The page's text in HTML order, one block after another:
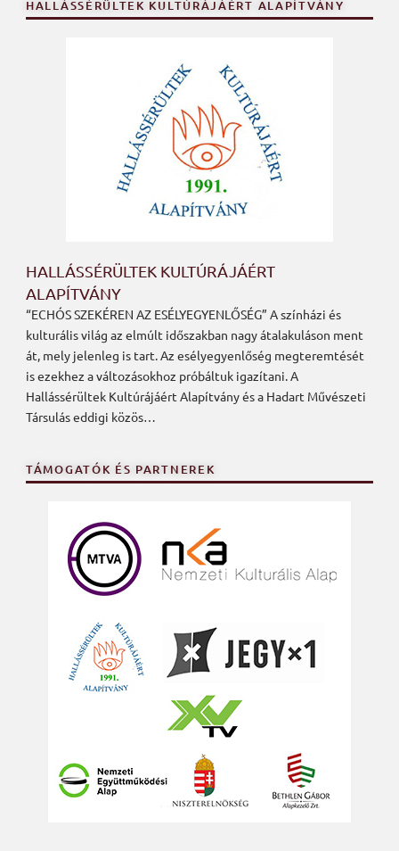
HALLÁSSÉRÜLTEK KULTÚRÁJÁÉRT ALAPÍTVÁNY
HALLÁSSÉRÜLTEK KULTÚRÁJÁÉRT
ALAPÍTVÁNY
“ECHÓS SZEKÉREN AZ ESÉLYEGYENLŐSÉG” A színházi és
kulturális világ az elmúlt időszakban nagy átalakuláson ment
át, mely jelenleg is tart. Az esélyegyenlőség megteremtését
is ezekhez a változásokhoz próbáltuk igazítani. A
Hallássérültek Kultúrájáért Alapítvány és a Hadart Művészeti
Társulás eddigi közös…
TÁMOGATÓK ÉS PARTNEREK